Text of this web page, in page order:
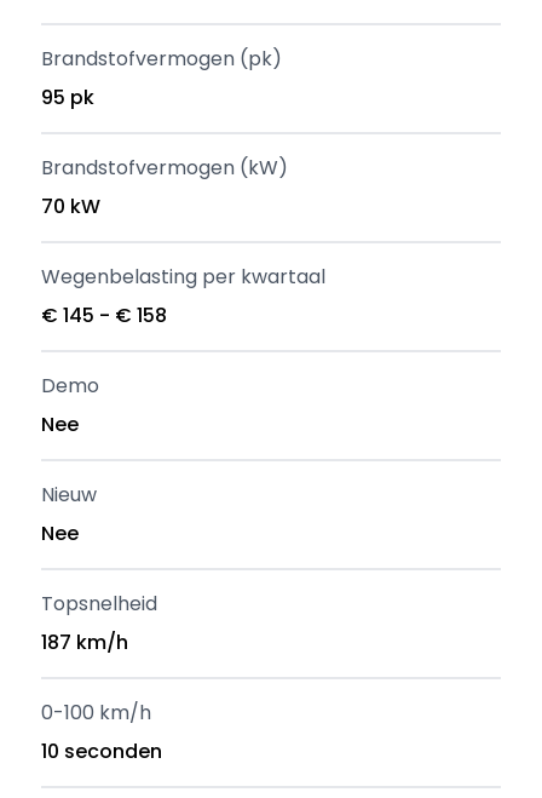
Brandstofvermogen (pk)
95 pk
Brandstofvermogen (kW)
70 kW
Wegenbelasting per kwartaal
€ 145 - € 158
Demo
Nee
Nieuw
Nee
Topsnelheid
187 km/h
0-100 km/h
10 seconden